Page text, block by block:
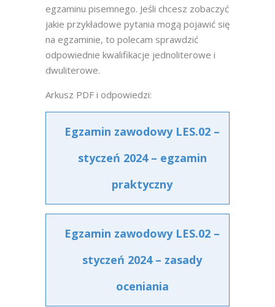
egzaminu pisemnego. Jeśli chcesz zobaczyć
jakie przykładowe pytania mogą pojawić się
na egzaminie, to polecam sprawdzić
odpowiednie kwalifikacje jednoliterowe i
dwuliterowe.
Arkusz PDF i odpowiedzi:
Egzamin zawodowy LES.02 –
styczeń 2024 – egzamin
praktyczny
Egzamin zawodowy LES.02 –
styczeń 2024 – zasady
oceniania